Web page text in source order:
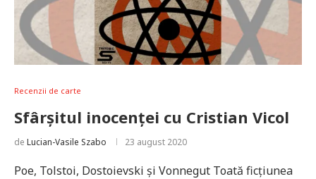
Recenzii de carte
Sfârşitul inocenţei cu Cristian Vicol
de Lucian-Vasile Szabo 23 august 2020
Poe, Tolstoi, Dostoievski şi Vonnegut Toată ficţiunea